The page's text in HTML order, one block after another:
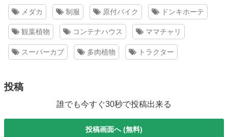
メダカ 制服 原付バイク ドンキホーテ
観葉植物 コンテナハウス ママチャリ
スーパーカブ 多肉植物 トラクター
投稿
誰でも今すぐ30秒で投稿出来る
投稿画面へ (無料)